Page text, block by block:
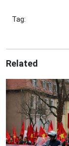
Tag:
Related